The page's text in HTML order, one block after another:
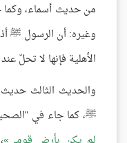
من حديث أسماء،
وغيره: أن الرسول ﷺ
الأهلية فإنها لا تحلّ
والحديث الثالث
ﷺ، كما جاء في